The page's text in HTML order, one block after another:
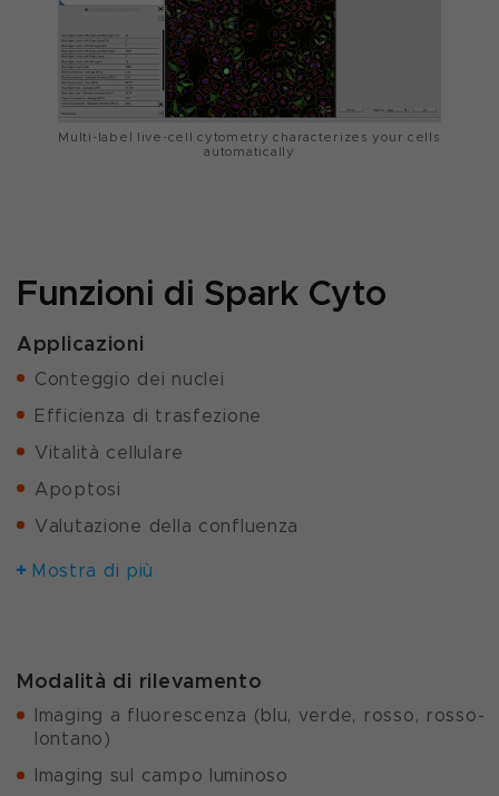
Multi-label live-cell cytometry characterizes your cells
automatically
Funzioni di Spark Cyto
Applicazioni
Conteggio dei nuclei
Efficienza di trasfezione
Vitalità cellulare
Apoptosi
Valutazione della confluenza
Mostra di più
Modalità di rilevamento
Imaging a fluorescenza (blu, verde, rosso, rosso-
lontano)
Imaging sul campo luminoso